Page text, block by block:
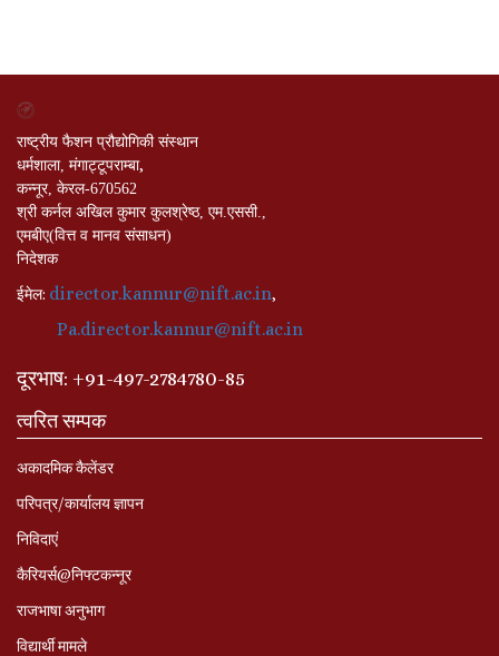
राष्ट्रीय फैशन प्रौद्योगिकी संस्थान
धर्मशाला, मंगाट्टूपराम्बा,
कन्नूर, केरल-670562
श्री कर्नल अखिल कुमार कुलश्रेष्ठ, एम.एससी.,
एमबीए(वित्त व मानव संसाधन)
निदेशक
ईमेल: director.kannur@nift.ac.in,
Pa.director.kannur@nift.ac.in
दूरभाष: +91-497-2784780-85
त्वरित सम्पक
अकादमिक कैलेंडर
परिपत्र/कार्यालय ज्ञापन
निविदाएं
कैरियर्स@निफ्टकन्नूर
राजभाषा अनुभाग
विद्यार्थी मामले